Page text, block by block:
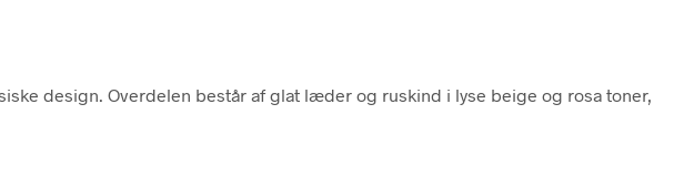
design. Overdelen består af glat læder og ruskind i lyse beige og rosa toner,